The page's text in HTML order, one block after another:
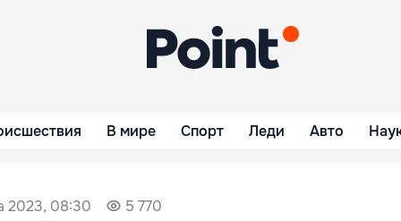
В мире Спорт Леди Авто
2023, 08:30 5 770